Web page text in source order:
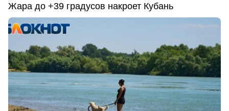
Жара до +39 градусов накроет Кубань